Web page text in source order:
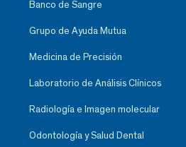
Banco de Sangre
Grupo de Ayuda Mutua
Medicina de Precisión
Laboratorio de Análisis Clínicos
Radiología e Imagen molecular
Odontología y Salud Dental